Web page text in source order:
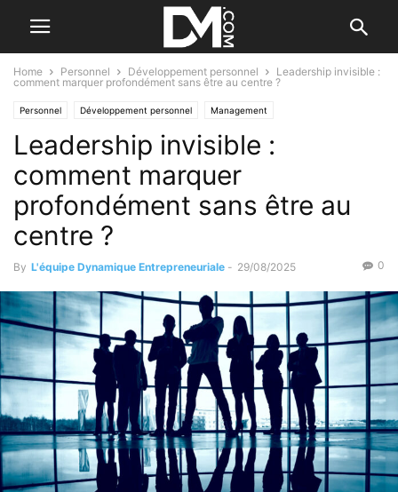
Home Personnel Développement personnel
Leadership invisible :
comment marquer profondément sans être au centre ?
Personnel Développement personnel Management
Les qualités de l'entrepreneur
Leadership invisible :
comment marquer
profondément sans être au
centre ?
By L'équipe Dynamique Entrepreneuriale - 29/08/2025 0